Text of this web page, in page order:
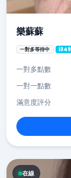
樂蘇蘇
一對多等待中 i349
一對多點數
一對一點數
滿意度評分
在線